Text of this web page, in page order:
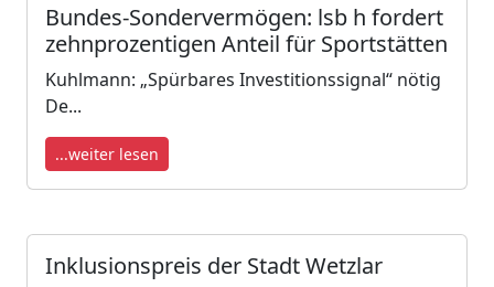
Bundes-Sondervermögen: lsb h fordert
zehnprozentigen Anteil für Sportstätten
Kuhlmann: „Spürbares Investitionssignal“ nötig
De...
...weiter lesen
Inklusionspreis der Stadt Wetzlar